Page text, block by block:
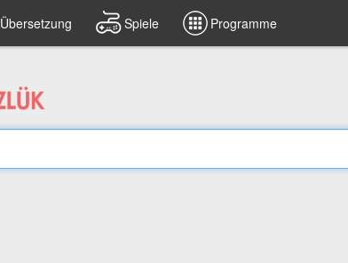
Übersetzung Spiele Programme